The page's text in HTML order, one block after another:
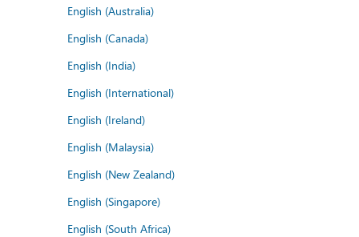
English (Australia)
English (Canada)
English (India)
English (International)
English (Ireland)
English (Malaysia)
English (New Zealand)
English (Singapore)
English (South Africa)